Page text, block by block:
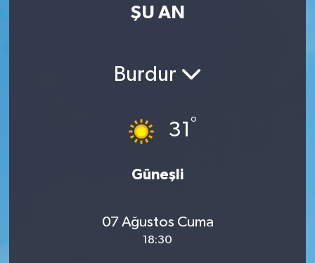
ŞU AN
Burdur
31°
Güneşli
07 Ağustos Cuma
18:30